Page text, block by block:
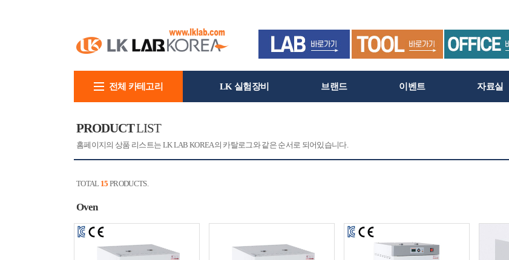
전체 카테고리 LK 실험장비 브랜드 이벤트 자료실
PRODUCTLIST
홈페이지의 상품 리스트는 LK LAB KOREA의 카탈로그와 같은 순서로 되어있습니다.
TOTAL 15 PRODUCTS.
Oven